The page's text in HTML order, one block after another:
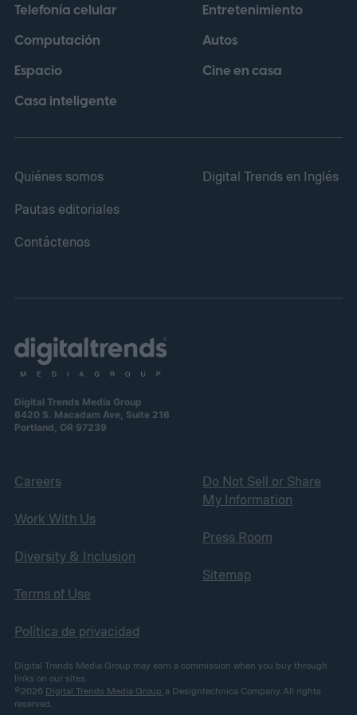
perspectiva, una película puede no cumplir
sus objetivos en taquilla y, aun así,
contribuir a otras áreas del conglomerado.
Telefonía celular
Computación
Espacio
Casa inteligente
Entretenimiento
Autos
Cine en casa
Quiénes somos
Pautas editoriales
Contáctenos
Digital Trends en Inglés
Digital Trends Media Group
6420 S. Macadam Ave, Suite 216
Portland, OR 97239
Careers
Work With Us
Diversity & Inclusion
Terms of Use
Política de privacidad
Do Not Sell or Share
My Information
Press Room
Sitemap
Digital Trends Media Group may earn a commission when you buy through
links on our sites.
©2026 Digital Trends Media Group , a Designtechnica Company. All rights
reserved.